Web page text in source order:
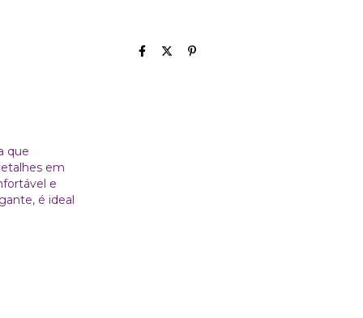
que
em
e
é ideal